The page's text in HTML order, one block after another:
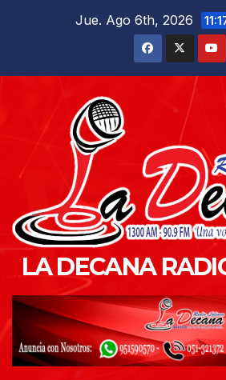
Jue. Ago 6th, 2026
LA DECANA